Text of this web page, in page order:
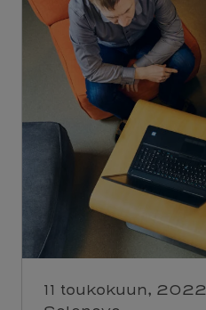
11 toukokuun, 2022